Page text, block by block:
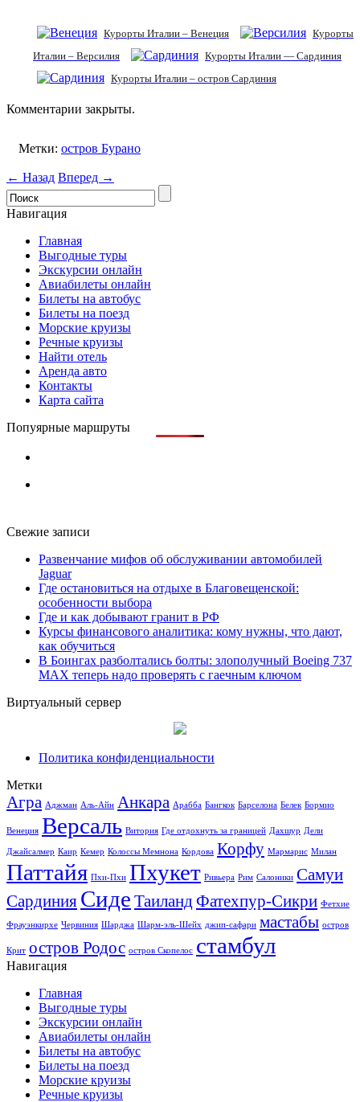
Курорты Италии – Венеция
Курорты
Италии – Версилия
Курорты Италии — Сардиния
Курорты Италии – остров Сардиния
Комментарии закрыты.
Метки: остров Бурано
← Назад Вперед →
Навигация
Главная
Выгодные туры
Экскурсии онлайн
Авиабилеты онлайн
Билеты на автобус
Билеты на поезд
Морские круизы
Речные круизы
Найти отель
Аренда авто
Контакты
Карта сайта
Попуярные маршруты
Свежие записи
Развенчание мифов об обслуживании автомобилей
Jaguar
Где остановиться на отдыхе в Благовещенской:
особенности выбора
Где и как добывают гранит в РФ
Курсы финансового аналитика: кому нужны, что дают,
как обучиться
В Боингах разболтались болты: злополучный Boeing 737
MAX теперь надо проверять с гаечным ключом
Виртуальный сервер
Политика конфиденциальности
Метки
Агра Аджман Аль-Айн Анкара Арабба Бангкок Барселона Белек Бормио
Венеция Версаль Витория Где отдохнуть за границей Дахшур Дели
Джайсалмер Каир Кемер Колоссы Мемнона Кордова Корфу Мармарис Милан
Паттайя Пхи-Пхи Пхукет Ривьера Рим Салоники Самуи
Сардиния Сиде ТаиландФатехпур-Сикри Фетхие
Фрауэнкирхе Червиния Шарджа Шарм-эль-Шейх джип-сафари мастабы остров
Крит остров Родос остров Скопелос стамбул
Навигация
Главная
Выгодные туры
Экскурсии онлайн
Авиабилеты онлайн
Билеты на автобус
Билеты на поезд
Морские круизы
Речные круизы